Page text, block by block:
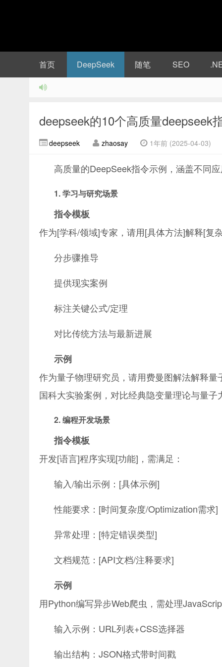
首页 DeepSeek 随笔 SEO
deepseek的10个高质量deepseek
deepseek zhaosay 1年前 (2025-04-03)
高质量的DeepSeek指令示例，涵盖不同
1. 学习与研究场景
指令模板
作为[学科/领域]专家，请用[具体方法]解释[复
分步骤推导
提供现实案例
标注关键公式/定理
对比传统方法与最新进展
示例
作为量子物理研究员，请用费曼图解法解释
国科大实验案例，对比经典隐变量理论与量子
2. 编程开发场景
指令模板
开发[语言]程序实现[功能]，需满足：
输入/输出示例：[具体示例]
性能要求：[时间复杂度/Optimization需求]
异常处理：[特定错误类型]
文档规范：[API文档/注释要求]
示例
用Python编写异步Web爬虫，需处理
输入示例：URL列表+CSS选择器
输出结构：JSON格式带时间戳